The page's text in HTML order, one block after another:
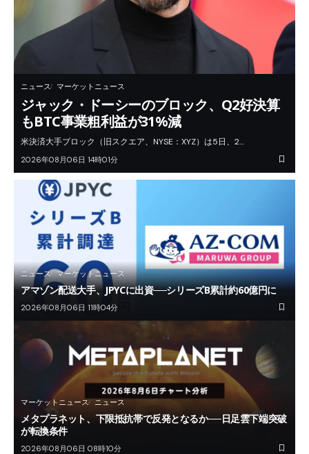
ニュース マーケットニュース
ジャック・ドーシーのブロック、Q2好決算
もBTC事業粗利益が31%減
米決済大手ブロック（旧スクエア、NYSE：XYZ）は5日、2…
2026年08月06日 14時01分
ニュース マーケットニュース
アマゾン配送大手、JPYCに出資──シリーズB累計約60億円に
2026年08月06日 11時04分
マーケットニュース ニュース
メタプラネット、下限抵抗帯で反発となるか──日足雲下端突破
が転換条件
2026年08月06日 08時10分